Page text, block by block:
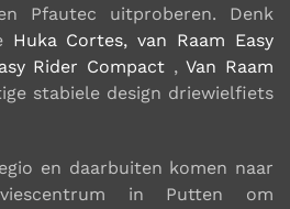
Pfautec uitproberen. Denk
Huka Cortes, van Raam Easy
Rider Compact ,Van Raam
stabiele design driewielfiets
en daarbuiten komen naar
in Putten om